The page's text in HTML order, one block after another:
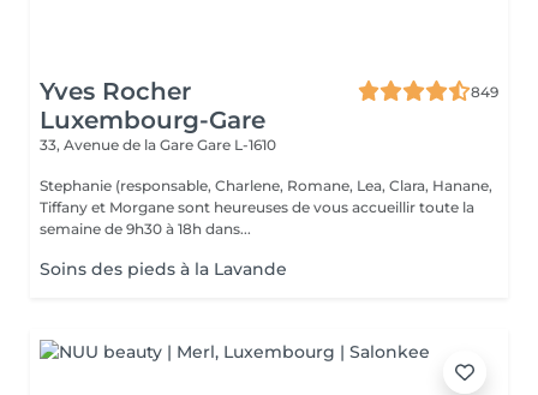
Yves Rocher
Luxembourg-Gare
849
33, Avenue de la Gare Gare L-1610
Stephanie (responsable, Charlene, Romane, Lea, Clara, Hanane,
Tiffany et Morgane sont heureuses de vous accueillir toute la
semaine de 9h30 à 18h dans...
Soins des pieds à la Lavande